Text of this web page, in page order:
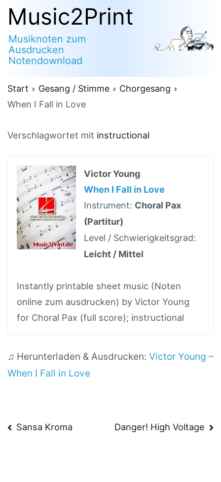
Zum
Inhalt
springen
Music2Print
Musiknoten zum
Ausdrucken
Notendownload
Start Gesang / Stimme
Chorgesang
When I Fall in Love
Verschlagwortet mit instructional
Victor Young
When I Fall in Love
Instrument: Choral Pax
(Partitur)
Level / Schwierigkeitsgrad:
Leicht / Mittel
Instantly printable sheet music (Noten
online zum ausdrucken) by Victor Young
for Choral Pax (full score); instructional
♫ Herunterladen & Ausdrucken: Victor Young –
When I Fall in Love
Beitragsnavigation
Sansa Kroma Danger! High Voltage